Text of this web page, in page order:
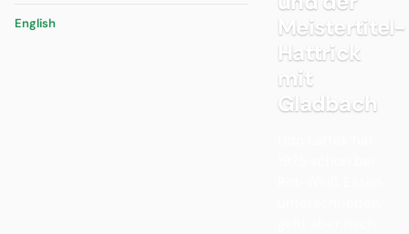
English
Meistertitel-
Hattrick
mit
Gladbach